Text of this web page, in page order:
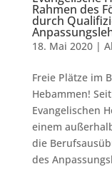
Rahmen des
durch
18. Mai 2020|
Freie Plätze im
Hebammen!
Evangelischen
einem
die
des